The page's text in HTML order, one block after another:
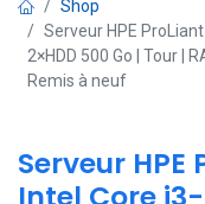
Shop
Serveur HPE ProLiant
2×HDD 500 Go | Tour |
Remis à neuf
Serveur HPE
Intel Core